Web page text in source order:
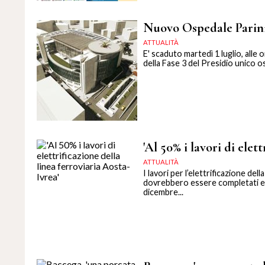
Nuovo Ospedale
ATTUALITÀ
E' scaduto martedì 1 luglio,
della Fase 3 del Presidio unico
'Al 50% i lavori di
ATTUALITÀ
I lavori per l’elettrificazione
dovrebbero essere completati
dicembre...